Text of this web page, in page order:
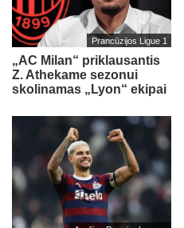
Prancūzijos Ligue 1
„AC Milan“ priklausantis
Z. Athekame sezonui
skolinamas „Lyon“ ekipai